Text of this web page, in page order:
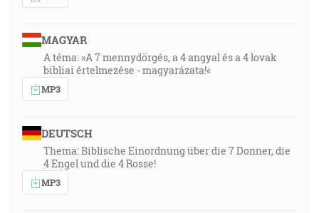
MAGYAR
A téma: »A 7 mennydörgés, a 4 angyal és a 4 lovak
bibliai értelmezése - magyarázata!«
MP3
DEUTSCH
Thema: Biblische Einordnung über die 7 Donner, die
4 Engel und die 4 Rosse!
MP3